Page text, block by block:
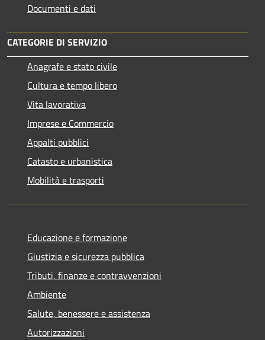
Documenti e dati
CATEGORIE DI SERVIZIO
Anagrafe e stato civile
Cultura e tempo libero
Vita lavorativa
Imprese e Commercio
Appalti pubblici
Catasto e urbanistica
Mobilità e trasporti
Educazione e formazione
Giustizia e sicurezza pubblica
Tributi, finanze e contravvenzioni
Ambiente
Salute, benessere e assistenza
Autorizzazioni